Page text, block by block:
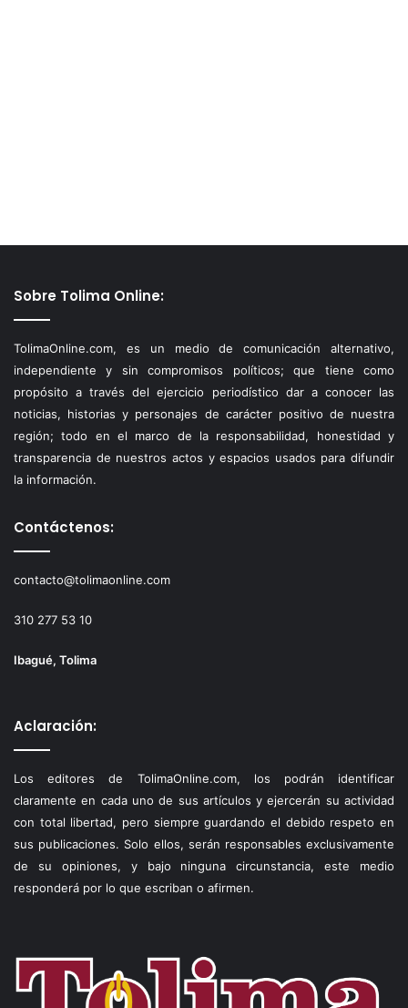
Sobre Tolima Online:
TolimaOnline.com, es un medio de comunicación alternativo,
independiente y sin compromisos políticos; que tiene como
propósito a través del ejercicio periodístico dar a conocer las
noticias, historias y personajes de carácter positivo de nuestra
región; todo en el marco de la responsabilidad, honestidad y
transparencia de nuestros actos y espacios usados para difundir
la información.
Contáctenos:
contacto@tolimaonline.com
310 277 53 10
Ibagué, Tolima
Aclaración:
Los editores de TolimaOnline.com, los podrán identificar
claramente en cada uno de sus artículos y ejercerán su actividad
con total libertad, pero siempre guardando el debido respeto en
sus publicaciones. Solo ellos, serán responsables exclusivamente
de su opiniones, y bajo ninguna circunstancia, este medio
responderá por lo que escriban o afirmen.